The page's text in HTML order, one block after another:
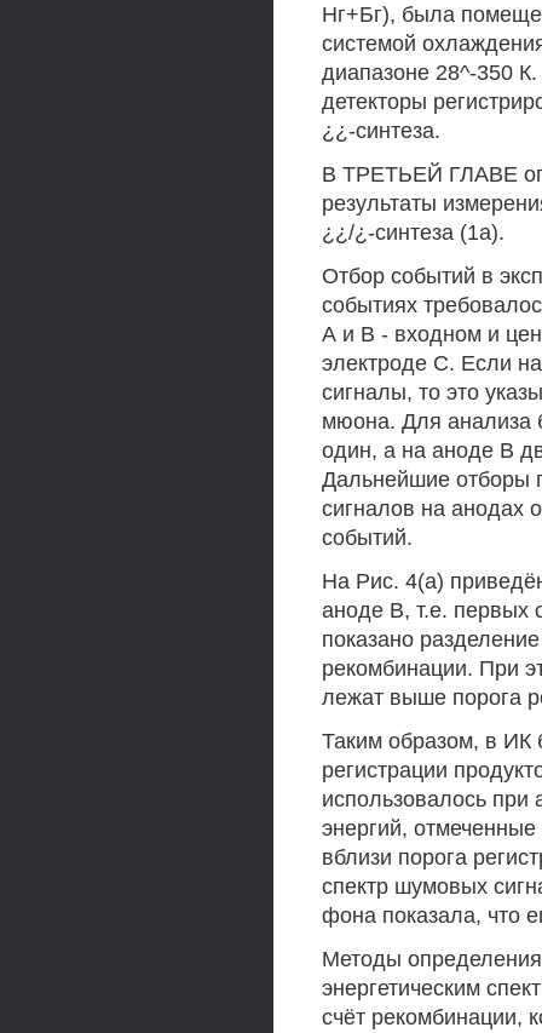
Нг+Бг), была
системой
диапазоне 28^-350
детекторы
¿¿-синтеза.
В ТРЕТЬЕЙ ГЛАВЕ
результаты
¿¿/¿-синтеза (1а).
Отбор событий в
событиях
А и В - входном и
электроде С. Если
сигналы, то это
мюона. Для анализа
один, а на аноде В
Дальнейшие отборы
сигналов на анодах
событий.
На Рис. 4(а)
аноде В, т.е. первых
показано
рекомбинации. При
лежат выше порога
Таким образом, в ИК
регистрации
использовалось
энергий,
вблизи порога
спектр шумовых
фона показала, что
Методы
энергетическим
счёт рекомбинации,